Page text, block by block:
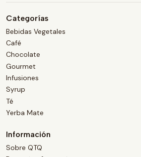
Categorías
Bebidas Vegetales
Café
Chocolate
Gourmet
Infusiones
Syrup
Té
Yerba Mate
Información
Sobre QTQ